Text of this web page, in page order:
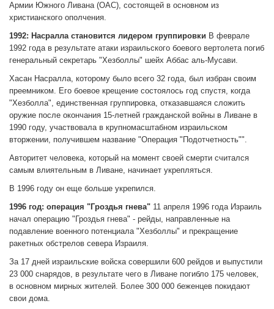
Армии Южного Ливана (ОАС), состоящей в основном из
христианского ополчения.
1992: Насралла становится лидером группировки В феврале
1992 года в результате атаки израильского боевого вертолета погиб
генеральный секретарь "Хезболлы" шейх Аббас аль-Мусави.
Хасан Насралла, которому было всего 32 года, был избран своим
преемником. Его боевое крещение состоялось год спустя, когда
"Хезболла", единственная группировка, отказавшаяся сложить
оружие после окончания 15-летней гражданской войны в Ливане в
1990 году, участвовала в крупномасштабном израильском
вторжении, получившем название "Операция "Подотчетность"".
Авторитет человека, который на момент своей смерти считался
самым влиятельным в Ливане, начинает укрепляться.
В 1996 году он еще больше укрепился.
1996 год: операция "Гроздья гнева" 11 апреля 1996 года Израиль
начал операцию "Гроздья гнева" - рейды, направленные на
подавление военного потенциала "Хезболлы" и прекращение
ракетных обстрелов севера Израиля.
За 17 дней израильские войска совершили 600 рейдов и выпустили
23 000 снарядов, в результате чего в Ливане погибло 175 человек,
в основном мирных жителей. Более 300 000 беженцев покидают
свои дома.